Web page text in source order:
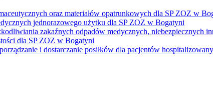
oraz materiałów opatrunkowych dla SP ZOZ w
jednorazowego użytku dla SP ZOZ w Bogatyni
zakaźnych odpadów medycznych, niebezpiecznych
dla SP ZOZ w Bogatyni
i dostarczanie posiłków dla pacjentów